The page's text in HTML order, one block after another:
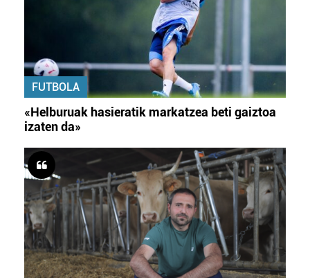
FUTBOLA
«Helburuak hasieratik markatzea beti gaiztoa
izaten da»